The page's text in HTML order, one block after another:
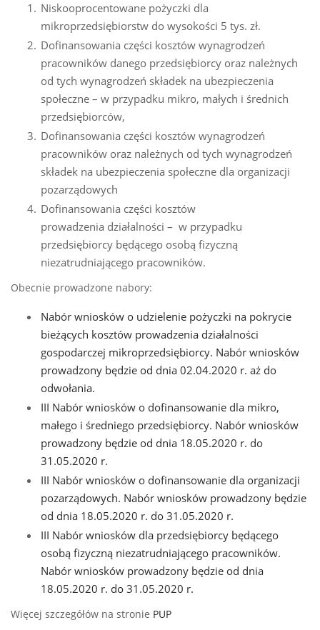
Niskooprocentowane pożyczki dla
mikroprzedsiębiorstw do wysokości 5 tys. zł.
Dofinansowania części kosztów wynagrodzeń
pracowników danego przedsiębiorcy oraz należnych
od tych wynagrodzeń składek na ubezpieczenia
społeczne – w przypadku mikro, małych i średnich
przedsiębiorców,
Dofinansowania części kosztów wynagrodzeń
pracowników oraz należnych od tych wynagrodzeń
składek na ubezpieczenia społeczne dla organizacji
pozarządowych
Dofinansowania części kosztów
prowadzenia działalności – w przypadku
przedsiębiorcy będącego osobą fizyczną
niezatrudniającego pracowników.
Obecnie prowadzone nabory:
Nabór wniosków o udzielenie pożyczki na pokrycie
bieżących kosztów prowadzenia działalności
gospodarczej mikroprzedsiębiorcy. Nabór wniosków
prowadzony będzie od dnia 02.04.2020 r. aż do
odwołania.
III Nabór wniosków o dofinansowanie dla mikro,
małego i średniego przedsiębiorcy. Nabór wniosków
prowadzony będzie od dnia 18.05.2020 r. do
31.05.2020 r.
III Nabór wniosków o dofinansowanie dla organizacji
pozarządowych. Nabór wniosków prowadzony będzie
od dnia 18.05.2020 r. do 31.05.2020 r.
III Nabór wniosków dla przedsiębiorcy będącego
osobą fizyczną niezatrudniającego pracowników.
Nabór wniosków prowadzony będzie od dnia
18.05.2020 r. do 31.05.2020 r.
Więcej szczegółów na stronie PUP